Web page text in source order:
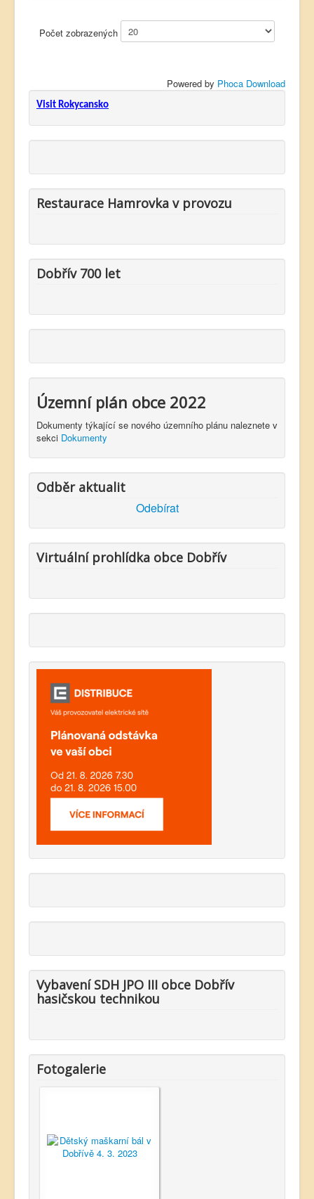
Počet zobrazených
Powered by Phoca Download
Visit Rokycansko
Restaurace Hamrovka v provozu
Dobřív 700 let
Územní plán obce 2022
Dokumenty týkající se nového územního plánu naleznete v
sekci Dokumenty
Odběr aktualit
Odebírat
Virtuální prohlídka obce Dobřív
Vybavení SDH JPO III obce Dobřív
hasičskou technikou
Fotogalerie